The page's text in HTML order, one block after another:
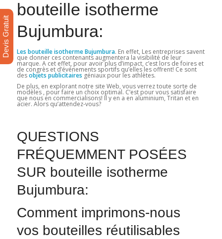
bouteille isotherme
Bujumbura:
Les bouteille isotherme Bujumbura. En effet, Les entreprises savent
que donner ces contenants augmentera la visibilité de leur
marque. A cet effet, pour avoir plus d’impact, c’est lors de foires et
de congrès et d’événements sportifs qu’elles les offrent! Ce sont
desobjets publicitaires géniaux pour les athlètes.
De plus, en explorant notre site Web, vous verrez toute sorte de
modèles , pour faire un choix optimal. C’est pour vous satisfaire
que nous en commercialisons! Il y en a en aluminium, Tritan et en
acier. Alors qu’attendez-vous?
QUESTIONS
FRÉQUEMMENT POSÉES
SUR bouteille isotherme
Bujumbura:
Comment imprimons-nous
vos bouteilles réutilisables
Devis Gratuit